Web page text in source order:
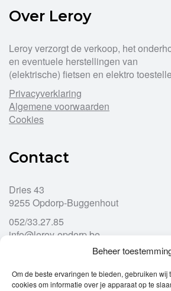
Beheer
Om de beste ervaringen te bieden, gebruiken
cookies om informatie over je apparaat op te
Over Leroy
Leroy verzorgt de verkoop, het
en eventuele herstellingen van
(elektrische) fietsen en elektro
Privacyverklaring
Algemene voorwaarden
Cookies
Contact
Dries 43
9255 Opdorp-Buggenhout
052/33.27.85
info@leroy-opdorp.be
Openingsuren